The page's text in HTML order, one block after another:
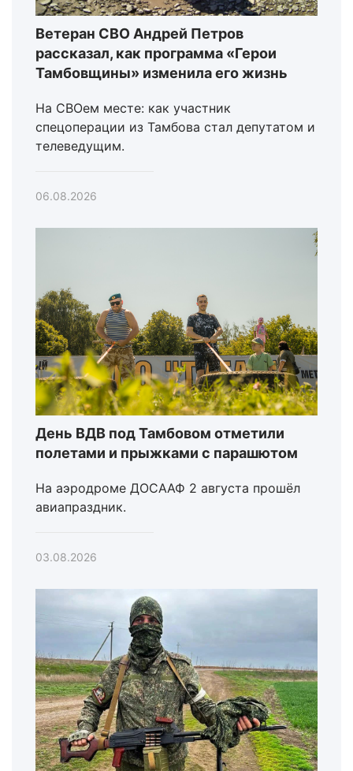
Ветеран СВО Андрей Петров
рассказал, как программа «Герои
Тамбовщины» изменила его жизнь
На СВОем месте: как участник
спецоперации из Тамбова стал депутатом и
телеведущим.
06.08.2026
День ВДВ под Тамбовом отметили
полетами и прыжками с парашютом
На аэродроме ДОСААФ 2 августа прошёл
авиапраздник.
03.08.2026